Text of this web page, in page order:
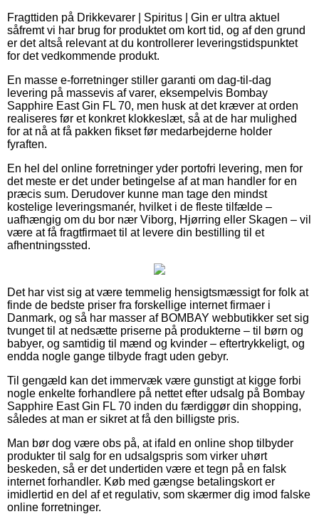
Fragttiden på Drikkevarer | Spiritus | Gin er ultra aktuel
såfremt vi har brug for produktet om kort tid, og af den grund
er det altså relevant at du kontrollerer leveringstidspunktet
for det vedkommende produkt.
En masse e-forretninger stiller garanti om dag-til-dag
levering på massevis af varer, eksempelvis Bombay
Sapphire East Gin FL 70, men husk at det kræver at orden
realiseres før et konkret klokkeslæt, så at de har mulighed
for at nå at få pakken fikset før medarbejderne holder
fyraften.
En hel del online forretninger yder portofri levering, men for
det meste er det under betingelse af at man handler for en
præcis sum. Derudover kunne man tage den mindst
kostelige leveringsmanér, hvilket i de fleste tilfælde –
uafhængig om du bor nær Viborg, Hjørring eller Skagen – vil
være at få fragtfirmaet til at levere din bestilling til et
afhentningssted.
Det har vist sig at være temmelig hensigtsmæssigt for folk at
finde de bedste priser fra forskellige internet firmaer i
Danmark, og så har masser af BOMBAY webbutikker set sig
tvunget til at nedsætte priserne på produkterne – til børn og
babyer, og samtidig til mænd og kvinder – eftertrykkeligt, og
endda nogle gange tilbyde fragt uden gebyr.
Til gengæld kan det immervæk være gunstigt at kigge forbi
nogle enkelte forhandlere på nettet efter udsalg på Bombay
Sapphire East Gin FL 70 inden du færdiggør din shopping,
således at man er sikret at få den billigste pris.
Man bør dog være obs på, at ifald en online shop tilbyder
produkter til salg for en udsalgspris som virker uhørt
beskeden, så er det undertiden være et tegn på en falsk
internet forhandler. Køb med gængse betalingskort er
imidlertid en del af et regulativ, som skærmer dig imod falske
online forretninger.